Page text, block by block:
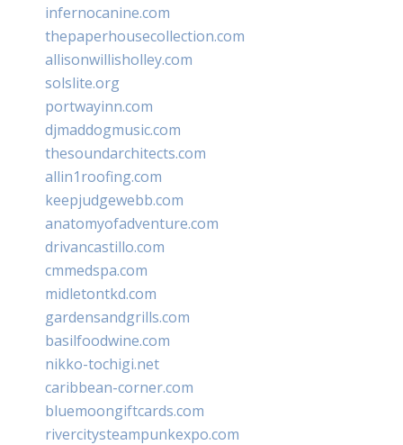
infernocanine.com
thepaperhousecollection.com
allisonwillisholley.com
solslite.org
portwayinn.com
djmaddogmusic.com
thesoundarchitects.com
allin1roofing.com
keepjudgewebb.com
anatomyofadventure.com
drivancastillo.com
cmmedspa.com
midletontkd.com
gardensandgrills.com
basilfoodwine.com
nikko-tochigi.net
caribbean-corner.com
bluemoongiftcards.com
rivercitysteampunkexpo.com